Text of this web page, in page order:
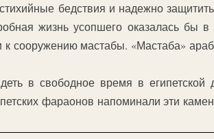
бедствия и надежно
жизнь усопшего оказалась бы
сооружению мастабы. «Мастаба»
в свободное время в египетской
фараонов напоминали эти